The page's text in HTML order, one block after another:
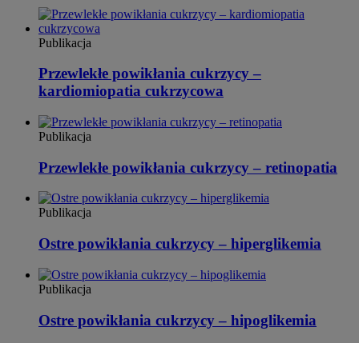
Publikacja
Przewlekłe powikłania cukrzycy –
kardiomiopatia cukrzycowa
Publikacja
Przewlekłe powikłania cukrzycy – retinopatia
Publikacja
Ostre powikłania cukrzycy – hiperglikemia
Publikacja
Ostre powikłania cukrzycy – hipoglikemia